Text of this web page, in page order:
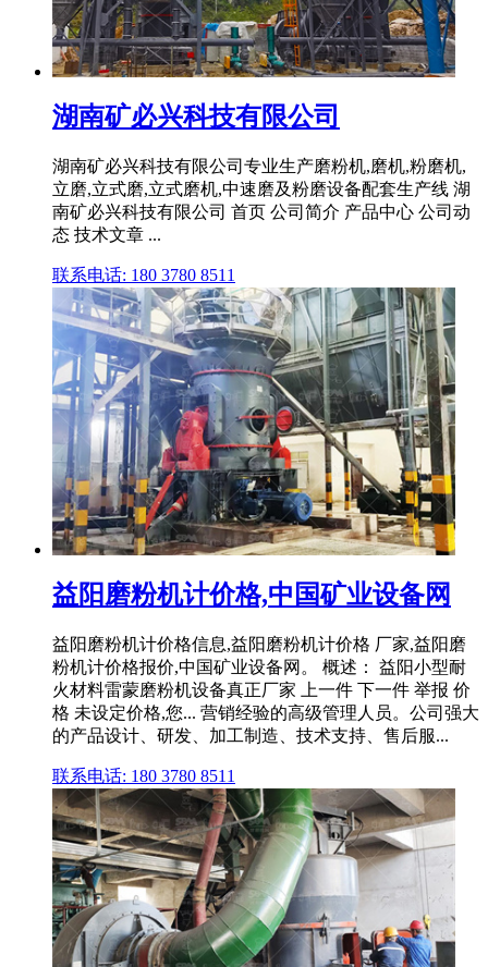
湖南矿必兴科技有限公司
湖南矿必兴科技有限公司专业生产磨粉机,磨机,粉磨机,
立磨,立式磨,立式磨机,中速磨及粉磨设备配套生产线 湖
南矿必兴科技有限公司 首页 公司简介 产品中心 公司动
态 技术文章 ...
联系电话: 180 3780 8511
益阳磨粉机计价格,中国矿业设备网
益阳磨粉机计价格信息,益阳磨粉机计价格 厂家,益阳磨
粉机计价格报价,中国矿业设备网。 概述： 益阳小型耐
火材料雷蒙磨粉机设备真正厂家 上一件 下一件 举报 价
格 未设定价格,您... 营销经验的高级管理人员。公司强大
的产品设计、研发、加工制造、技术支持、售后服...
联系电话: 180 3780 8511